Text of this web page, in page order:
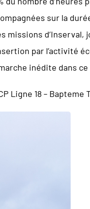
sur la
par l’activité
inédite dans
Ligne 18 – Bapteme